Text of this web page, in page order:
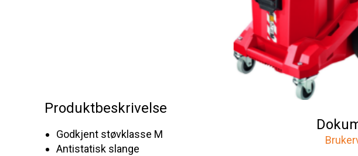
Produktbeskrivelse
Godkjent støvklasse M
Antistatisk slange